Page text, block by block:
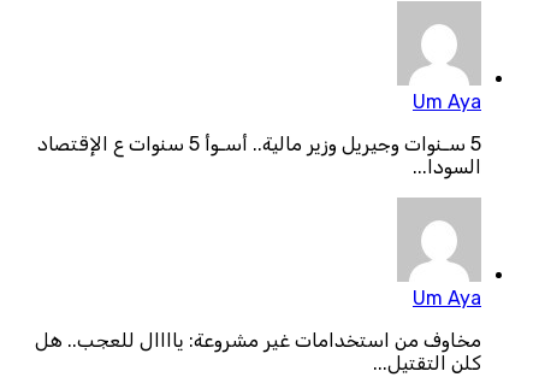
Um Aya
5 سـنوات وجيريل وزير مالية.. أسـوأ 5 سنوات ع الإقتصاد
السودا...
Um Aya
مخاوف من استخدامات غير مشروعة: ياااال للعجب.. هل
كلن التقتيل...